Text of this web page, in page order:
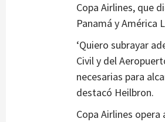
Copa Airlines, que
Panamá y América
‘Quiero subrayar
Civil y del
necesarias para
destacó Heilbron.
Copa Airlines